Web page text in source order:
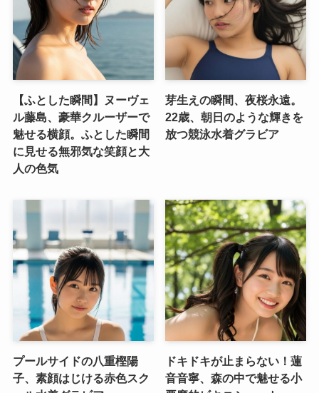
【ふとした瞬間】ヌーヴェ
ル藤島、豪華クルーザーで
魅せる横顔。ふとした瞬間
に見せる無邪気な笑顔と大
人の色気
芽生えの瞬間、夜桜永遠。
22歳、朝日のような輝きを
放つ競泳水着グラビア
プールサイドの八重樫陽
子、素顔はじける赤色スク
ドキドキが止まらない！蓮
音音寧、森の中で魅せる小